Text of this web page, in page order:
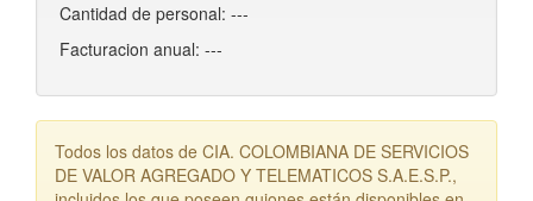
Cantidad de personal: ---
Facturacion anual: ---
Todos los datos de CIA. COLOMBIANA DE SERVICIOS
DE VALOR AGREGADO Y TELEMATICOS S.A.E.S.P.,